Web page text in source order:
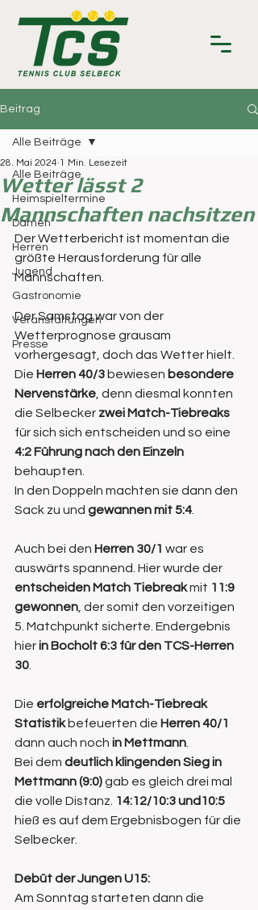
Beitrag
Alle Beiträge
Heimspieltermine
Damen
Herren
Jugend
Gastronomie
Veranstaltungen
Presse
Alle Beiträge
Wetter lässt 2
Mannschaften nachsitzen
28. Mai 2024 1 Min. Lesezeit
Der Wetterbericht ist momentan die
größte Herausforderung für alle
Mannschaften.
Der Samstag war von der
Wetterprognose grausam
vorhergesagt, doch das Wetter hielt.
Die Herren 40/3 bewiesen besondere
Nervenstärke , denn diesmal konnten
die Selbecker zwei Match-Tiebreaks
für sich sich entscheiden und so eine
4:2 Führung nach den Einzeln
behaupten.
In den Doppeln machten sie dann den
Sack zu und gewannen mit 5:4
Auch bei den Herren 30/1 war es
auswärts spannend. Hier wurde der
entscheiden Match Tiebreak mit 11:9
gewonnen , der somit den vorzeitigen
5. Matchpunkt sicherte. Endergebnis
hier in Bocholt 6:3 für den TCS-Herren
30
Die erfolgreiche Match-Tiebreak
Statistik befeuerten die Herren 40/1
dann auch noch in Mettmann
Bei dem deutlich klingenden Sieg in
Mettmann (9:0) gab es gleich drei mal
die volle Distanz. 14:12/10:3 und10:5
hieß es auf dem Ergebnisbogen für die
Selbecker.
Debüt der Jungen U15:
Am Sonntag starteten dann die